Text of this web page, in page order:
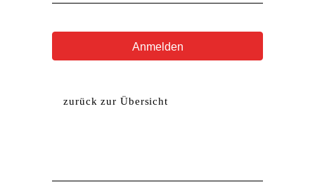
Anmelden
t
zurück zur Übersicht